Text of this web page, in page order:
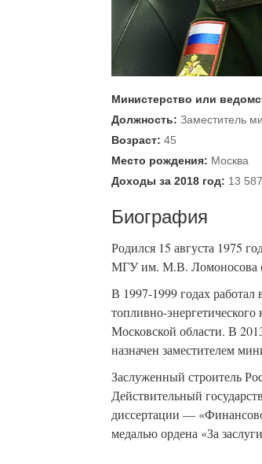
Министерство или
Должность: Заместитель
Возраст: 45
Место рождения: Москва
Доходы за 2018 год: 13
Биография
Родился 15 августа 1975
МГУ им. М.В. Ломоносова
В 1997-1999 годах
топливно-
Московской области. В
назначен заместителем
Заслуженный строитель
Действительный
диссертации —
медалью ордена «За